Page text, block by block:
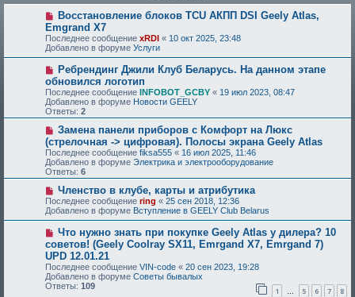
Восстановление блоков TCU АКПП DSI Geely Atlas,
Emgrand X7
Последнее сообщение xRDI « 10 окт 2025, 23:48
Добавлено в форуме Услуги
Ребрендинг Джили Клуб Беларусь. На данном этапе
обновился логотип
Последнее сообщение INFOBOT_GCBY « 19 июл 2023, 08:47
Добавлено в форуме Новости GEELY
Ответы: 2
Замена панели приборов с Комфорт на Люкс
(стрелочная -> цифровая). Полосы экрана Geely Atlas
Последнее сообщение fiksa555 « 16 июл 2025, 11:46
Добавлено в форуме Электрика и электрооборудование
Ответы: 6
Членство в клубе, карты и атрибутика
Последнее сообщение ring « 25 сен 2018, 12:36
Добавлено в форуме Вступление в GEELY Club Belarus
Что нужно знать при покупке Geely Atlas у дилера? 10
советов! (Geely Coolray SX11, Emrgand X7, Emrgand 7)
UPD 12.01.21
Последнее сообщение VIN-code « 20 сен 2023, 19:28
Добавлено в форуме Советы бывалых
Ответы: 109 1 … 5 6 7 8